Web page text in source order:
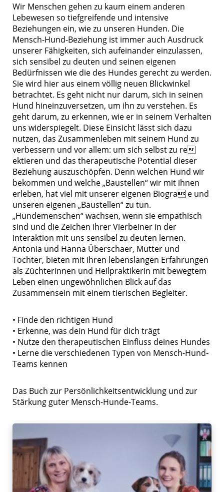
Wir Menschen gehen zu kaum einem anderen
Lebewesen so tiefgreifende und intensive
Beziehungen ein, wie zu unseren Hunden. Die
Mensch-Hund-Beziehung ist immer auch Ausdruck
unserer Fähigkeiten, sich aufeinander einzulassen,
sich sensibel zu deuten und seinen eigenen
Bedürfnissen wie die des Hundes gerecht zu werden.
Sie wird hier aus einem völlig neuen Blickwinkel
betrachtet. Es geht nicht nur darum, sich in seinen
Hund hineinzuversetzen, um ihn zu verstehen. Es
geht darum, zu erkennen, wie er in seinem Verhalten
uns widerspiegelt. Diese Einsicht lässt sich dazu
nutzen, das Zusammenleben mit seinem Hund zu
verbessern und vor allem: um sich selbst zu re
ektieren und das therapeutische Potential dieser
Beziehung auszuschöpfen. Denn welchen Hund wir
bekommen und welche „Baustellen“ wir mit ihnen
erleben, hat viel mit unserer eigenen Biogra e und
unseren eigenen „Baustellen“ zu tun.
„Hundemenschen“ wachsen, wenn sie empathisch
sind und die Zeichen ihrer Vierbeiner in der
Interaktion mit uns sensibel zu deuten lernen.
Antonia und Hanna Überschaer, Mutter und
Tochter, bieten mit ihren lebenslangen Erfahrungen
als Züchterinnen und Heilpraktikerin mit bewegtem
Leben einen ungewöhnlichen Blick auf das
Zusammensein mit einem tierischen Begleiter.
• Finde den richtigen Hund
• Erkenne, was dein Hund für dich trägt
• Nutze den therapeutischen Einfluss deines Hundes
• Lerne die verschiedenen Typen von Mensch-Hund-
Teams kennen
Das Buch zur Persönlichkeitsentwicklung und zur
Stärkung guter Mensch-Hunde-Teams.